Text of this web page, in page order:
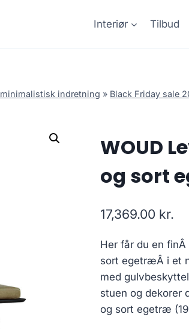
Interiør Tilbud
indretning » Black Friday sale
WOUD
og sort
17,369.00 kr.
Her får du en
sort egetræÂ i et
med
stuen og dekorer
og sort egetræ